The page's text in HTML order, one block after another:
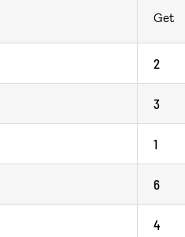
Get
2
3
1
6
4